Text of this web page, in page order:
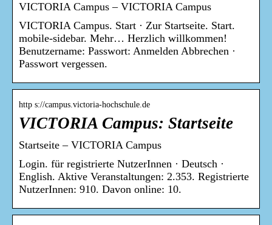
VICTORIA Campus – VICTORIA Campus
VICTORIA Campus. Start · Zur Startseite. Start.
mobile-sidebar. Mehr… Herzlich willkommen!
Benutzername: Passwort: Anmelden Abbrechen ·
Passwort vergessen.
http s://campus.victoria-hochschule.de
VICTORIA Campus: Startseite
Startseite – VICTORIA Campus
Login. für registrierte NutzerInnen · Deutsch ·
English. Aktive Veranstaltungen: 2.353. Registrierte
NutzerInnen: 910. Davon online: 10.